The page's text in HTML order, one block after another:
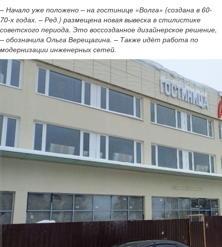
– Начало уже положено – на гостинице «Волга» (создана в 60-
70-х годах. – Ред.) размещена новая вывеска в стилистике
советского периода. Это воссозданное дизайнерское решение,
– обозначила Ольга Верещагина. – Также идёт работа по
модернизации инженерных сетей.